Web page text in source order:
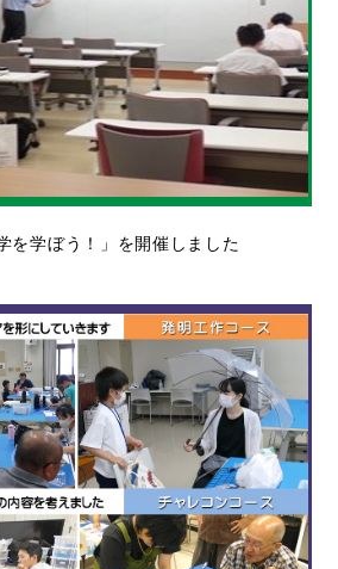
を学ぼう！」を開催しました